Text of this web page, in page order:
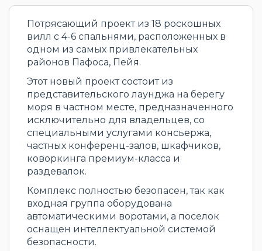
Потрясающий проект из 18 роскошных
вилл с 4-6 спальнями, расположенных в
одном из самых привлекательных
районов Пафоса, Пейя.
Этот новый проект состоит из
представительского лаунджа на берегу
моря в частном месте, предназначенного
исключительно для владельцев, со
специальными услугами консьержа,
частных конференц-залов, шкафчиков,
коворкинга премиум-класса и
раздевалок.
Комплекс полностью безопасен, так как
входная группа оборудована
автоматическими воротами, а поселок
оснащен интеллектуальной системой
безопасности.